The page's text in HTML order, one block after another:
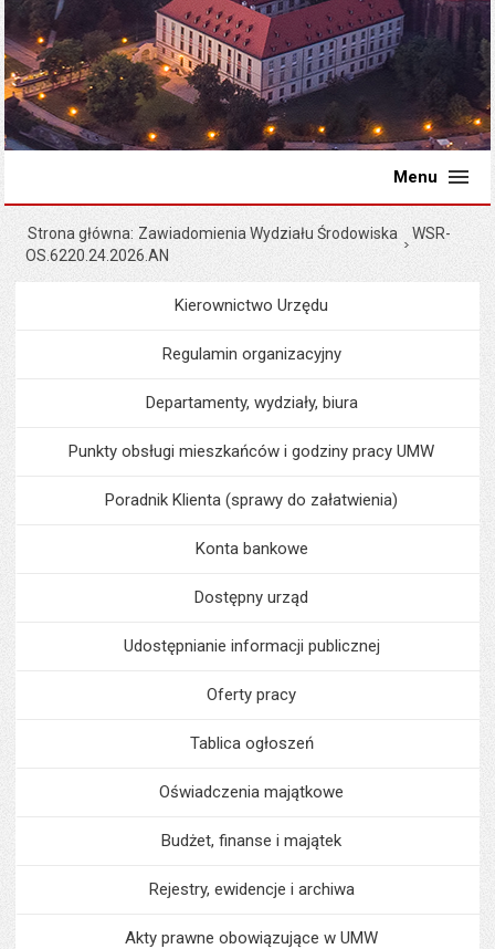
Menu
Strona główna Zawiadomienia Wydziału Środowiska
WSR-
OS.6220.24.2026.AN
MenuUrząd Miejski
Kierownictwo Urzędu
Regulamin organizacyjny
Departamenty, wydziały, biura
Punkty obsługi mieszkańców i godziny pracy UMW
Poradnik Klienta (sprawy do załatwienia)
Konta bankowe
Dostępny urząd
Udostępnianie informacji publicznej
Oferty pracy
Tablica ogłoszeń
Oświadczenia majątkowe
Budżet, finanse i majątek
Rejestry, ewidencje i archiwa
Akty prawne obowiązujące w UMW